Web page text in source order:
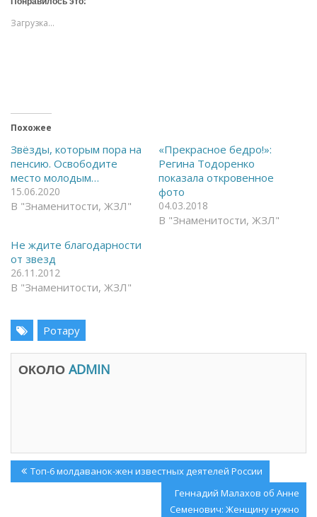
е
ч
т
ь
а
F
a
c
e
b
o
т
к
р
ы
в
а
с
в
о
в
о
е
с
я
в
T
e
g
(
р
ы
е
т
с
в
н
о
Загрузка...
Похожее
Звёзды, которым пора на
пенсию. Освободите
место молодым…
15.06.2020
В "Знаменитости, ЖЗЛ"
«Прекрасное бедро!»:
Регина Тодоренко
показала откровенное
фото
04.03.2018
В "Знаменитости, ЖЗЛ"
Не ждите благодарности
от звезд
26.11.2012
В "Знаменитости, ЖЗЛ"
Ротару
ОКОЛО ADMIN
Навигация
по
Previous
Post:
Топ-6 молдаванок-жен известных деятелей России
Next
Post:
Геннадий Малахов об Анне
Семенович: Женщину нужно